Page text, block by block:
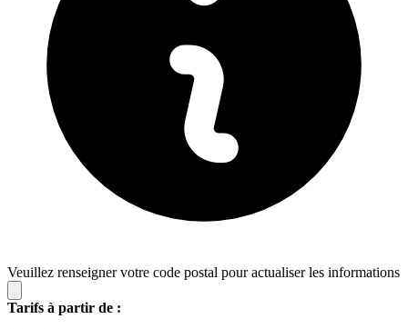
Veuillez renseigner votre code postal pour actualiser les informations
Tarifs à partir de :